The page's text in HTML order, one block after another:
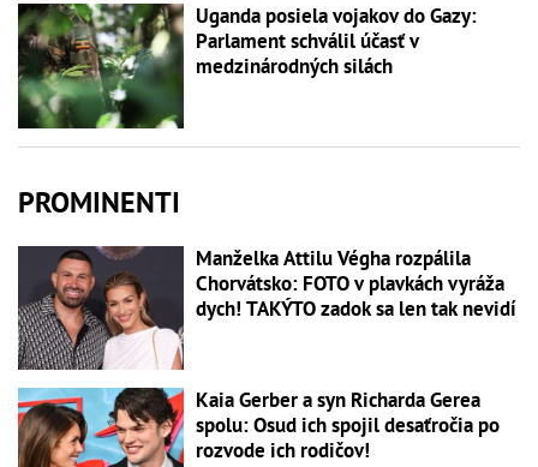
Uganda posiela vojakov do Gazy:
Parlament schválil účasť v
medzinárodných silách
PROMINENTI
Manželka Attilu Végha rozpálila
Chorvátsko: FOTO v plavkách vyráža
dych! TAKÝTO zadok sa len tak nevidí
Kaia Gerber a syn Richarda Gerea
spolu: Osud ich spojil desaťročia po
rozvode ich rodičov!